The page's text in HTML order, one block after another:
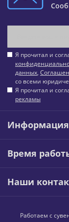
Я прочитал и
данных,
со всеми
Я прочитал и
рекламы
Информация
Время
Наши
Работаем с